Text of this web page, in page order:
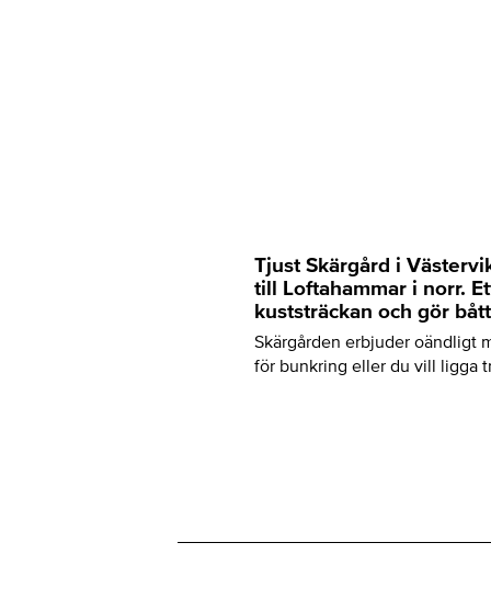
Tjust Skärgård i
till Loftahammar i norr.
kuststräckan och gör
Skärgården erbjuder oändligt
för bunkring eller du vill ligga